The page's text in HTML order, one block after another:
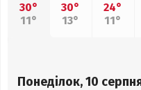
30°
11°
30°
13°
24°
11°
Понеділок, 10